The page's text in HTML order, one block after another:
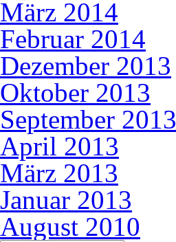
März 2014
Februar 2014
Dezember 2013
Oktober 2013
September 2013
April 2013
März 2013
Januar 2013
August 2010